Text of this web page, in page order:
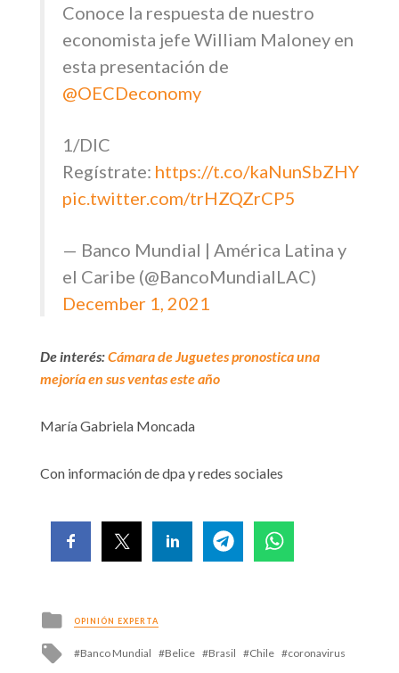
Conoce la respuesta de nuestro
economista jefe William Maloney en
esta presentación de
@OECDeconomy
1/DIC
Regístrate: https://t.co/kaNunSbZHY
pic.twitter.com/trHZQZrCP5
— Banco Mundial | América Latina y
el Caribe (@BancoMundialLAC)
December 1, 2021
De interés:Cámara de Juguetes pronostica una
mejoría en sus ventas este año
María Gabriela Moncada
Con información de dpa y redes sociales
Posted
in
OPINIÓN EXPERTA
Tagged
Banco Mundial Belice Brasil Chile
coronavirus